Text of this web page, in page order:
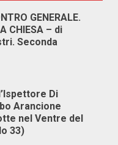
GENERALE.
CHIESA – di
Seconda
Di
Arancione
nel Ventre del
33)